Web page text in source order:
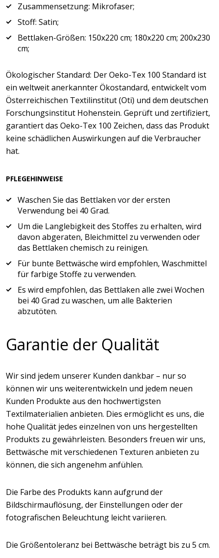
Zusammensetzung: Mikrofaser;
Stoff: Satin;
Bettlaken-Größen: 150x220 cm; 180x220 cm; 200x230
cm;
Ökologischer Standard: Der Oeko-Tex 100 Standard ist
ein weltweit anerkannter Ökostandard, entwickelt vom
Österreichischen Textilinstitut (Oti) und dem deutschen
Forschungsinstitut Hohenstein. Geprüft und zertifiziert,
garantiert das Oeko-Tex 100 Zeichen, dass das Produkt
keine schädlichen Auswirkungen auf die Verbraucher
hat.
PFLEGEHINWEISE
Waschen Sie das Bettlaken vor der ersten
Verwendung bei 40 Grad.
Um die Langlebigkeit des Stoffes zu erhalten, wird
davon abgeraten, Bleichmittel zu verwenden oder
das Bettlaken chemisch zu reinigen.
Für bunte Bettwäsche wird empfohlen, Waschmittel
für farbige Stoffe zu verwenden.
Es wird empfohlen, das Bettlaken alle zwei Wochen
bei 40 Grad zu waschen, um alle Bakterien
abzutöten.
Garantie der Qualität
Wir sind jedem unserer Kunden dankbar – nur so
können wir uns weiterentwickeln und jedem neuen
Kunden Produkte aus den hochwertigsten
Textilmaterialien anbieten. Dies ermöglicht es uns, die
hohe Qualität jedes einzelnen von uns hergestellten
Produkts zu gewährleisten. Besonders freuen wir uns,
Bettwäsche mit verschiedenen Texturen anbieten zu
können, die sich angenehm anfühlen.
Die Farbe des Produkts kann aufgrund der
Bildschirmauflösung, der Einstellungen oder der
fotografischen Beleuchtung leicht variieren.
Die Größentoleranz bei Bettwäsche beträgt bis zu 5 cm.